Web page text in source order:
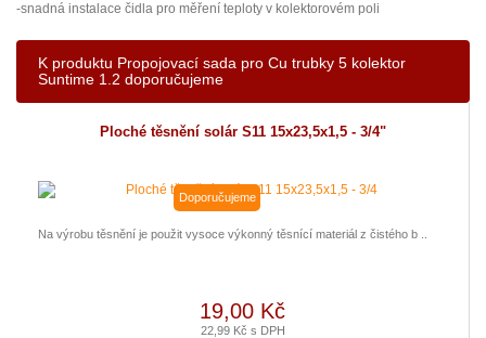
-snadná instalace čidla pro měření teploty v kolektorovém poli
K produktu Propojovací sada pro Cu trubky 5 kolektor
Suntime 1.2 doporučujeme
Ploché těsnění solár S11 15x23,5x1,5 - 3/4"
Doporučujeme
Na výrobu těsnění je použit vysoce výkonný těsnící materiál z čistého b ..
19,00 Kč
22,99 Kč s DPH